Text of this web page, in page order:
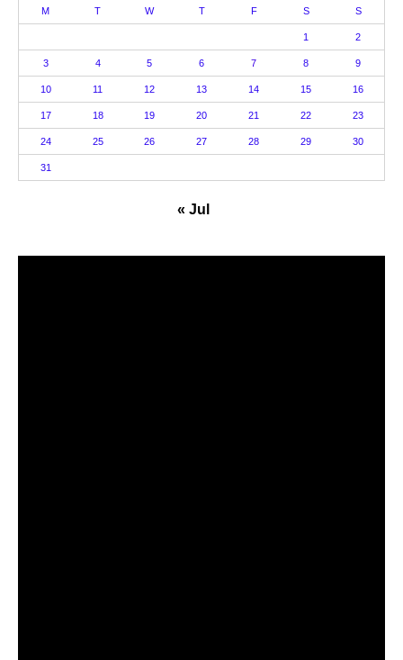
M T W T F S S
1 2
3 4 5 6 7 8 9
10 11 12 13 14 15 16
17 18 19 20 21 22 23
24 25 26 27 28 29 30
31
« Jul